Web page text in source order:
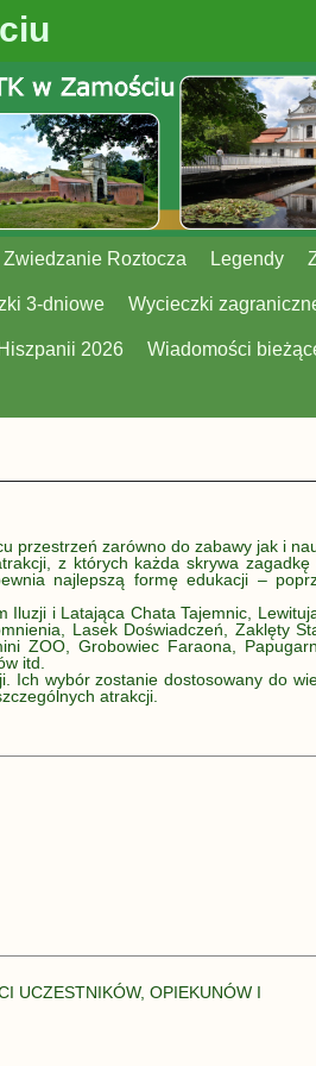
Zwiedzanie Roztocza Legendy
3-dniowe Wycieczki
2026 Wiadomości
przestrzeń zarówno do zabawy jak i
z których każda skrywa zagadkę
najlepszą formę edukacji –
Iluzji i Latająca Chata Tajemnic,
Lasek Doświadczeń, Zaklęty
ZOO, Grobowiec Faraona,
itd.
Ich wybór zostanie dostosowany do
atrakcji.
UCZESTNIKÓW, OPIEKUNÓW I